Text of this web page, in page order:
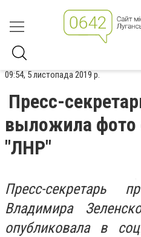
09:54, 5 листопада 2019 р.
Пресс-
выложила фото
"ЛНР"
Пресс-секретарь
Владимира
опубликовала в